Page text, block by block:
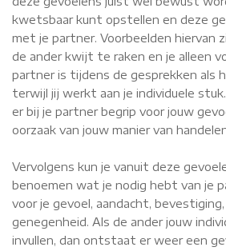
kwetsbaar kunt opstellen en deze
met je partner. Voorbeelden hiervan
de ander kwijt te raken en je alleen
partner is tijdens de gesprekken als
terwijl jij werkt aan je individuele
er bij je partner begrip voor jouw
oorzaak van jouw manier van
Vervolgens kun je vanuit deze
benoemen wat je nodig hebt van je
voor je gevoel, aandacht,
genegenheid. Als de ander jouw
invullen, dan ontstaat er weer een